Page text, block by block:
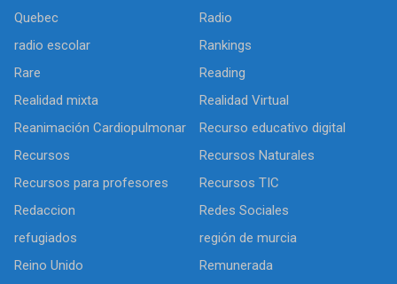
Quebec
Radio
radio escolar
Rankings
Rare
Reading
Realidad mixta
Realidad Virtual
Reanimación Cardiopulmonar
Recurso educativo digital
Recursos
Recursos Naturales
Recursos para profesores
Recursos TIC
Redaccion
Redes Sociales
refugiados
región de murcia
Reino Unido
Remunerada